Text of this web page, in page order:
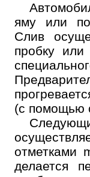
яму или
Слив
пробку или
(с помощью
отметками
делается